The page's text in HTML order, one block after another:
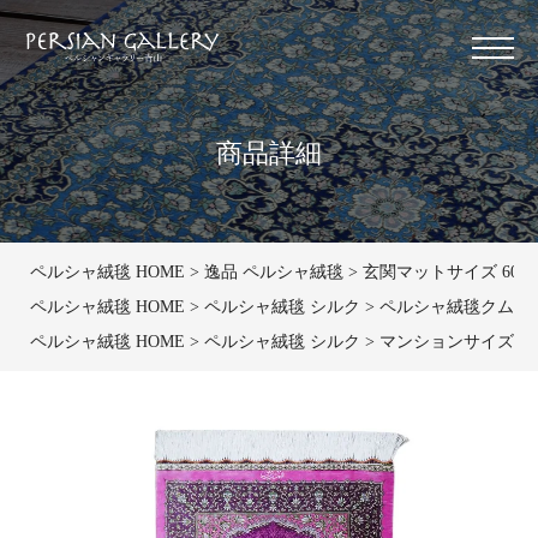
商品詳細
ペルシャ絨毯 HOME 逸品 ペルシャ絨毯
玄関マットサイズ
ペルシャ絨毯 HOME
ペルシャ絨毯 シルク
ペルシャ絨毯クム産
ペルシャ絨毯 HOME
ペルシャ絨毯 シルク マンションサイズ